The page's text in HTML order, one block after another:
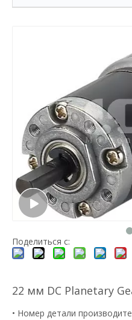
Поделиться с:
22 мм DC Planetary
• Номер детали